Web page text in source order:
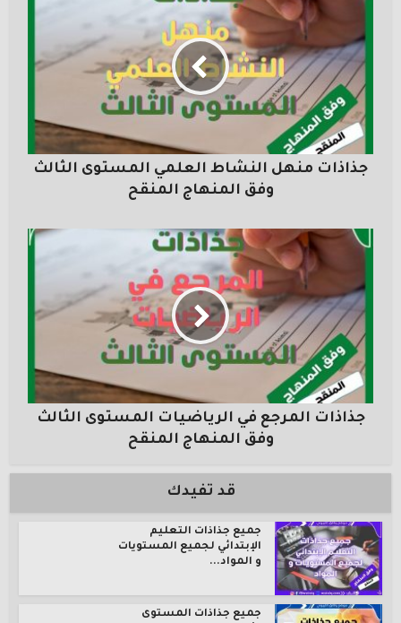
جذاذات منهل النشاط العلمي المستوى الثالث
وفق المنهاج المنقح
جذاذات المرجع في الرياضيات المستوى الثالث
وفق المنهاج المنقح
قد تفيدك
جميع جذاذات التعليم
الإبتدائي لجميع المستويات
و المواد...
جميع جذاذات المستوى